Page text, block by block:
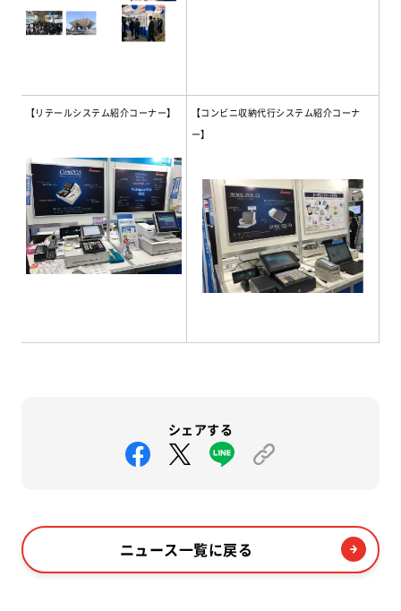
【リテールシステム紹介コーナー】
【コンビニ収納代行システム紹介コーナ
ー】
シェアする
ニュース一覧に戻る